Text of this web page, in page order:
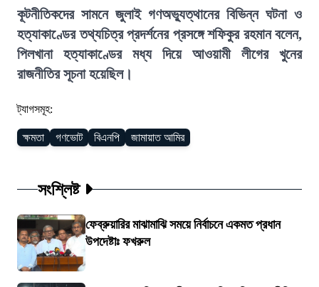
কূটনীতিকদের সামনে জুলাই গণঅভ্যুত্থানের বিভিন্ন ঘটনা ও
হত্যাকাণ্ডের তথ্যচিত্র প্রদর্শনের প্রসঙ্গে শফিকুর রহমান বলেন,
পিলখানা হত্যাকাণ্ডের মধ্য দিয়ে আওয়ামী লীগের খুনের
রাজনীতির সূচনা হয়েছিল।
ট্যাগসমূহ:
ক্ষমতা গণভোট বিএনপি জামায়াত আমির
সংশ্লিষ্ট
ফেব্রুয়ারির মাঝামাঝি সময়ে নির্বাচনে একমত প্রধান
উপদেষ্টাঃ ফখরুল